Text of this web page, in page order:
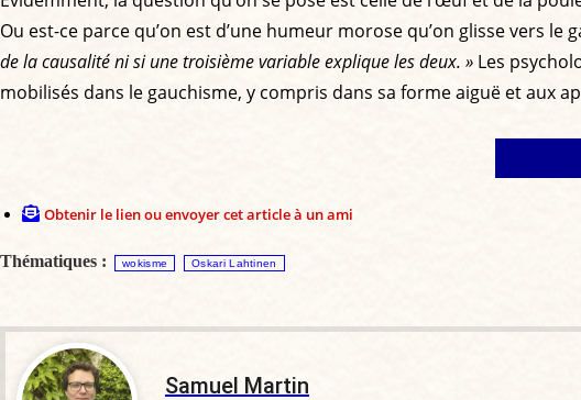
Ou est-ce parce qu’on est d’une humeur morose qu’on glisse vers le
de la causalité ni si une troisième variable explique les deux. » Les
mobilisés dans le gauchisme, y compris dans sa forme aiguë et aux
Obtenir le lien ou envoyer cet article à un ami
Thématiques : wokisme Oskari Lahtinen
Samuel Martin